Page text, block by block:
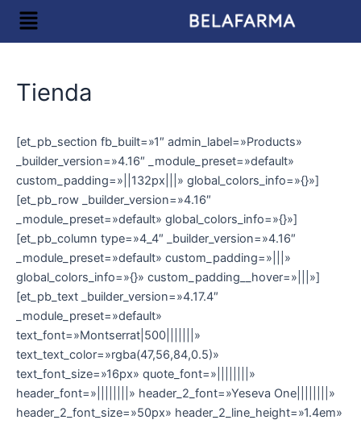
contenido
Menú
Tienda
[et_pb_section fb_built=»1″ admin_label=»Products»
_builder_version=»4.16″ _module_preset=»default»
custom_padding=»||132px|||» global_colors_info=»{}»]
[et_pb_row _builder_version=»4.16″
_module_preset=»default» global_colors_info=»{}»]
[et_pb_column type=»4_4″ _builder_version=»4.16″
_module_preset=»default» custom_padding=»|||»
global_colors_info=»{}» custom_padding__hover=»|||»]
[et_pb_text _builder_version=»4.17.4″
_module_preset=»default»
text_font=»Montserrat|500|||||||»
text_text_color=»rgba(47,56,84,0.5)»
text_font_size=»16px» quote_font=»||||||||»
header_font=»||||||||» header_2_font=»Yeseva One||||||||»
header_2_font_size=»50px» header_2_line_height=»1.4em»